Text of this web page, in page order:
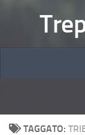
TAGGATO: